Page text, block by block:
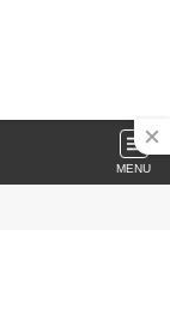
MENU